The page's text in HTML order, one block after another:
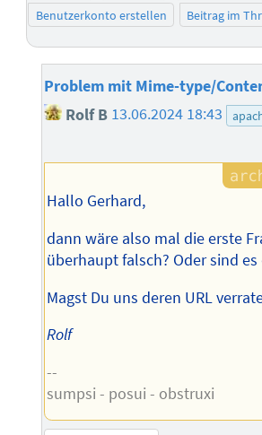
Benutzerkonto erstellen
Beitrag im
Problem mit Mime-type/
Rolf B 13.06.2024 18:43
Hallo Gerhard,
dann wäre also mal die erste
überhaupt falsch? Oder sind
Magst Du uns deren URL
Rolf
--
sumpsi - posui - obstruxi